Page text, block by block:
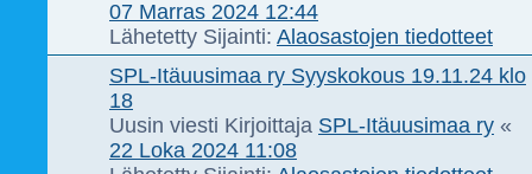
07 Marras 2024 12:44
Lähetetty Sijainti: Alaosastojen tiedotteet
SPL-Itäuusimaa ry Syyskokous 19.11.24 klo
18
Uusin viesti Kirjoittaja SPL-Itäuusimaa ry «
22 Loka 2024 11:08